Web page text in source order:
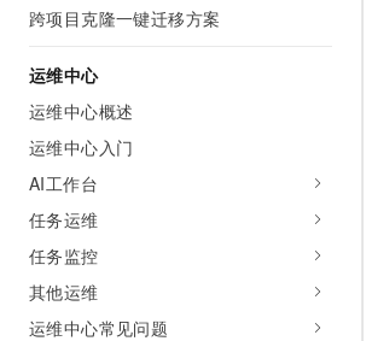
跨项目克隆一键迁移方案
运维中心
运维中心概述
运维中心入门
AI工作台
任务运维
任务监控
其他运维
运维中心常见问题